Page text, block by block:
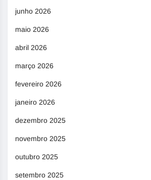
junho 2026
maio 2026
abril 2026
março 2026
fevereiro 2026
janeiro 2026
dezembro 2025
novembro 2025
outubro 2025
setembro 2025